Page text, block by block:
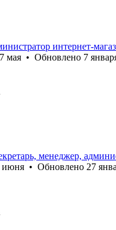
интернет-
мая • Обновлено 7
менеджер,
июня • Обновлено 27